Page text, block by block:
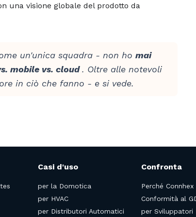
una visione globale del prodotto da
un'unica squadra - non ho mai
mobile vs. cloud. Oltre alle notevoli
in ciò che fanno - e si vede.
Casi d'uso
per la Domotica
per HVAC
per Distributori Automatici
Confronta
Perché Connhex
Conformità al
per Sviluppatori